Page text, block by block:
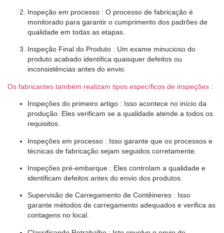
Inspeção em processo : O processo de fabricação é
monitorado para garantir o cumprimento dos padrões de
qualidade em todas as etapas.
Inspeção Final do Produto : Um exame minucioso do
produto acabado identifica quaisquer defeitos ou
inconsistências antes do envio.
Os fabricantes também realizam tipos específicos de inspeções :
Inspeções do primeiro artigo : Isso acontece no início da
produção. Eles verificam se a qualidade atende a todos os
requisitos.
Inspeções em processo : Isso garante que os processos e
técnicas de fabricação sejam seguidos corretamente.
Inspeções pré-embarque : Eles controlam a qualidade e
identificam defeitos antes do envio dos produtos.
Supervisão de Carregamento de Contêineres : Isso
garante métodos de carregamento adequados e verifica as
contagens no local.